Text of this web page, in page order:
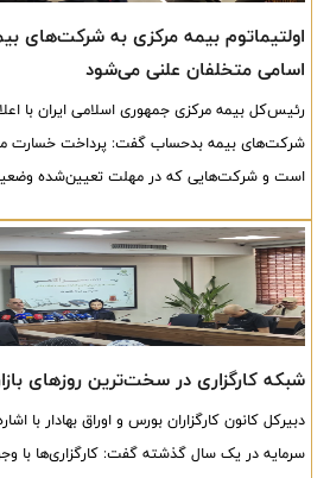
اولتیماتوم بیمه مرکزی به شرکت‌های
اسامی متخلفان علنی می‌شود
رئیس‌کل بیمه مرکزی جمهوری اسلامی ایران با
شرکت‌های بیمه بدحساب گفت: پرداخت خسارت
است و شرکت‌هایی که در مهلت تعیین‌شده وضعیت
وی همچنین از برنامه انتشار شفاف‌تر وضعیت
خبر داد.
شبکه کارگزاری در سخت‌ترین روزهای
دبیرکل کانون کارگزاران بورس و اوراق بهادار با
سرمایه در یک سال گذشته گفت: کارگزاری‌ها با